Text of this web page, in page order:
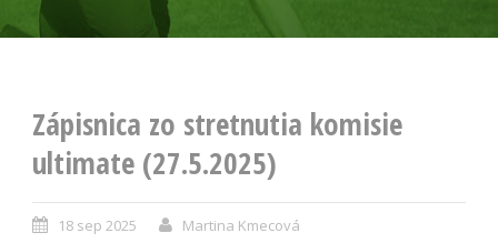
Zápisnica zo stretnutia komisie
ultimate (27.5.2025)
18 sep 2025
Martina Kmecová